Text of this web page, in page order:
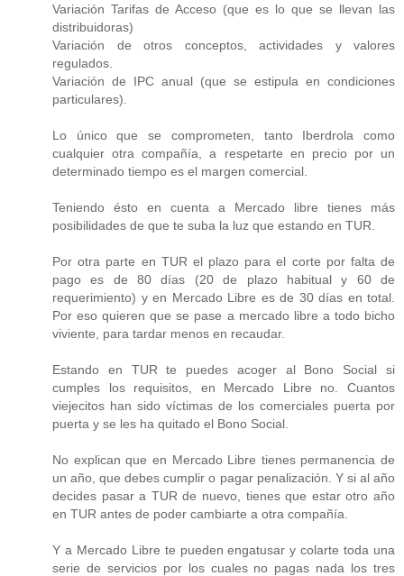
Variación Tarifas de Acceso (que es lo que se llevan las
distribuidoras)
Variación de otros conceptos, actividades y valores
regulados.
Variación de IPC anual (que se estipula en condiciones
particulares).
Lo único que se comprometen, tanto Iberdrola como
cualquier otra compañía, a respetarte en precio por un
determinado tiempo es el margen comercial.
Teniendo ésto en cuenta a Mercado libre tienes más
posibilidades de que te suba la luz que estando en TUR.
Por otra parte en TUR el plazo para el corte por falta de
pago es de 80 días (20 de plazo habitual y 60 de
requerimiento) y en Mercado Libre es de 30 días en total.
Por eso quieren que se pase a mercado libre a todo bicho
viviente, para tardar menos en recaudar.
Estando en TUR te puedes acoger al Bono Social si
cumples los requisitos, en Mercado Libre no. Cuantos
viejecitos han sido víctimas de los comerciales puerta por
puerta y se les ha quitado el Bono Social.
No explican que en Mercado Libre tienes permanencia de
un año, que debes cumplir o pagar penalización. Y si al año
decides pasar a TUR de nuevo, tienes que estar otro año
en TUR antes de poder cambiarte a otra compañía.
Y a Mercado Libre te pueden engatusar y colarte toda una
serie de servicios por los cuales no pagas nada los tres